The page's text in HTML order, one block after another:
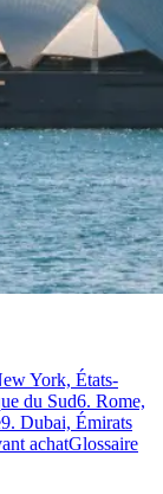
York, États-
du Sud6. Rome,
9. Dubai, Émirats
achatGlossaire